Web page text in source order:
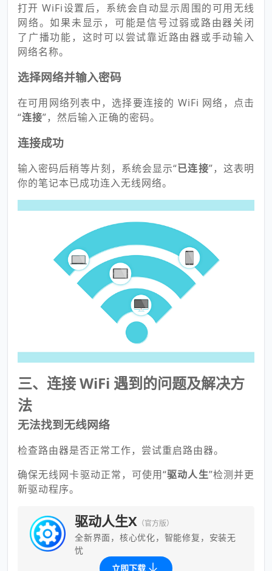
打开 WiFi设置后，系统会自动显示周围的可用无线
网络。如果未显示，可能是信号过弱或路由器关闭
了广播功能，这时可以尝试靠近路由器或手动输入
网络名称。
选择网络并输入密码
在可用网络列表中，选择要连接的 WiFi 网络，点击
“连接”，然后输入正确的密码。
连接成功
输入密码后稍等片刻，系统会显示“已连接”，这表明
你的笔记本已成功连入无线网络。
三、连接 WiFi 遇到的问题及解决方
法
无法找到无线网络
检查路由器是否正常工作，尝试重启路由器。
确保无线网卡驱动正常，可使用“驱动人生”检测并更
新驱动程序。
驱动人生X （官方版）
全新界面，核心优化，智能修复，安装无
忧
立即下载